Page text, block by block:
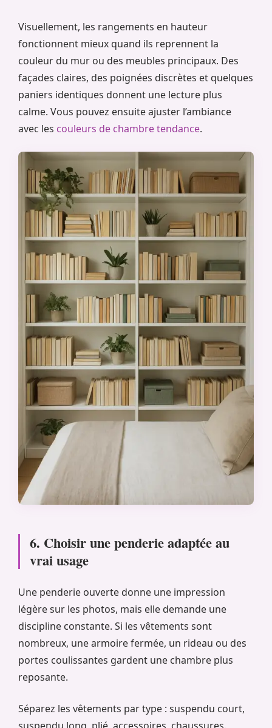
Visuellement, les rangements en hauteur
fonctionnent mieux quand ils reprennent la
couleur du mur ou des meubles principaux. Des
façades claires, des poignées discrètes et quelques
paniers identiques donnent une lecture plus
calme. Vous pouvez ensuite ajuster l’ambiance
avec les couleurs de chambre tendance.
6. Choisir une penderie adaptée au
vrai usage
Une penderie ouverte donne une impression
légère sur les photos, mais elle demande une
discipline constante. Si les vêtements sont
nombreux, une armoire fermée, un rideau ou des
portes coulissantes gardent une chambre plus
reposante.
Séparez les vêtements par type : suspendu court,